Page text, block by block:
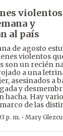
violentos
y
al país
de agosto
violentos
son un recién
a una
asesinados a
y
hacha. Hay
de las
p. m. · Mary Glezcu